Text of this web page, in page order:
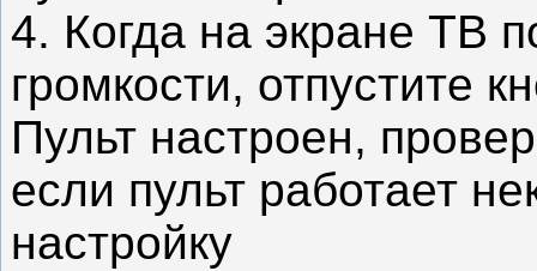
4. Когда на экране ТВ
громкости, отпустите
Пульт настроен,
если пульт работает
настройку